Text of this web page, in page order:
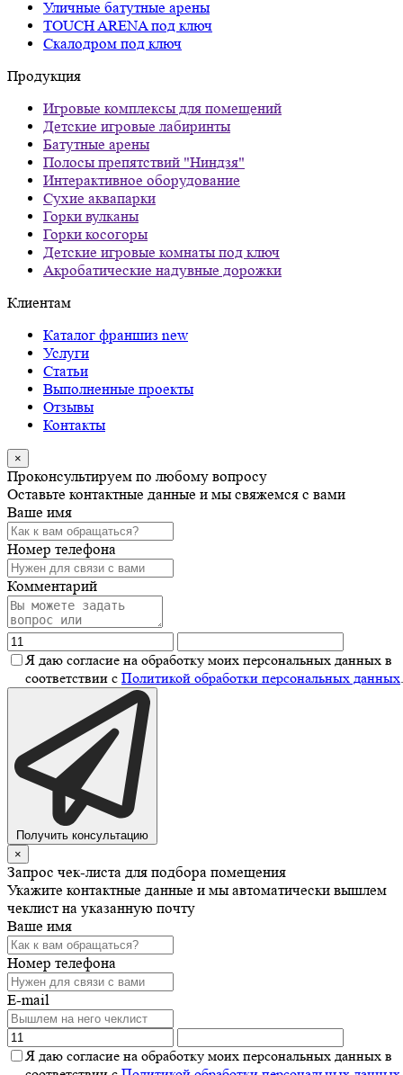
Уличные батутные арены
TOUCH ARENA под ключ
Скалодром под ключ
Продукция
Игровые комплексы для помещений
Детские игровые лабиринты
Батутные арены
Полосы препятствий "Ниндзя"
Интерактивное оборудование
Сухие аквапарки
Горки вулканы
Горки косогоры
Детские игровые комнаты под ключ
Акробатические надувные дорожки
Клиентам
Каталог франшиз new
Услуги
Статьи
Выполненные проекты
Отзывы
Контакты
×
Проконсультируем по любому вопросу
Оставьте контактные данные и мы свяжемся с вами
Ваше имя
Номер телефона
Комментарий
Я даю согласие на обработку моих персональных данных в
соответствии с Политикой обработки персональных данных
Получить консультацию
×
Запрос чек-листа для подбора помещения
Укажите контактные данные и мы автоматически вышлем
чеклист на указанную почту
Ваше имя
Номер телефона
E-mail
Я даю согласие на обработку моих персональных данных в